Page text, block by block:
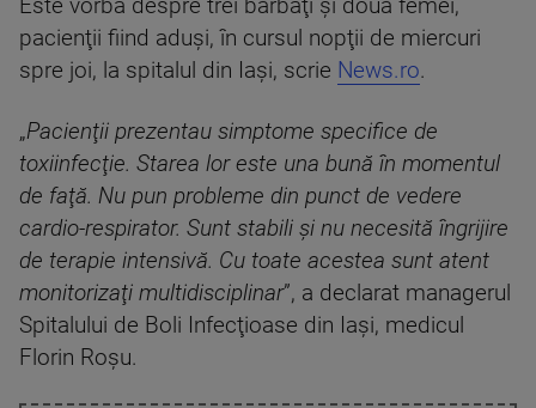
Este vorba despre trei bărbaţi şi două femei,
pacienţii fiind aduşi, în cursul nopţii de miercuri
spre joi, la spitalul din Iaşi, scrie News.ro.
„Pacienţii prezentau simptome specifice de
toxiinfecţie. Starea lor este una bună în momentul
de faţă. Nu pun probleme din punct de vedere
cardio-respirator. Sunt stabili şi nu necesită îngrijire
de terapie intensivă. Cu toate acestea sunt atent
monitorizaţi multidisciplinar”, a declarat managerul
Spitalului de Boli Infecţioase din Iaşi, medicul
Florin Roşu.